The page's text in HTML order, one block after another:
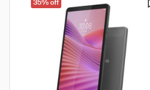
35% off